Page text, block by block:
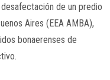
de un predio
Aires (EEA AMBA),
bonaerenses de